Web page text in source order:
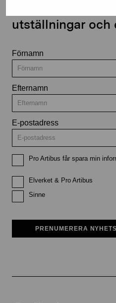
utställningar och
Förnamn
Efternamn
E-postadress
Pro Artibus får spara min
Elverket & Pro Artibus
Sinne
PRENUMERERA